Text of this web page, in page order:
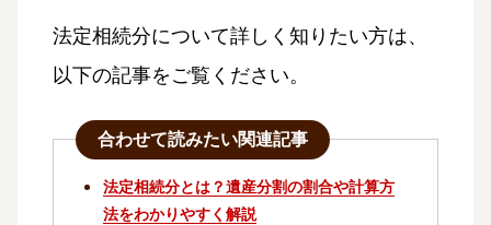
法定相続分について詳しく知りたい方は、
以下の記事をご覧ください。
合わせて読みたい関連記事
法定相続分とは？遺産分割の割合や計算方
法をわかりやすく解説